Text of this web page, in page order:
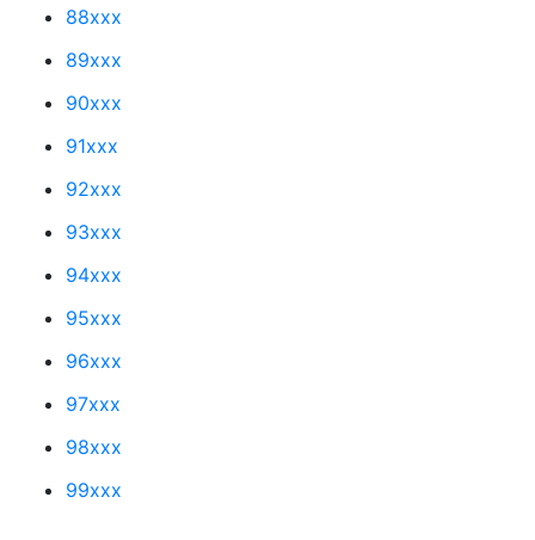
88xxx
89xxx
90xxx
91xxx
92xxx
93xxx
94xxx
95xxx
96xxx
97xxx
98xxx
99xxx